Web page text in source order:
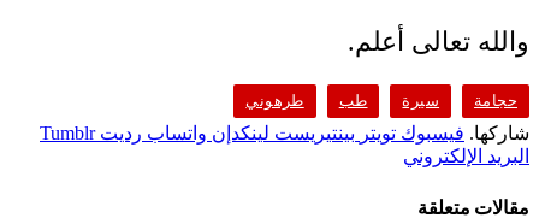
والله تعالى أعلم.
حجامة سيرة طب طرهوني
شاركها. فيسبوك تويتر بينتيريست لينكدإن واتساب رديت Tumblr
البريد الإلكتروني
مقالات متعلقة